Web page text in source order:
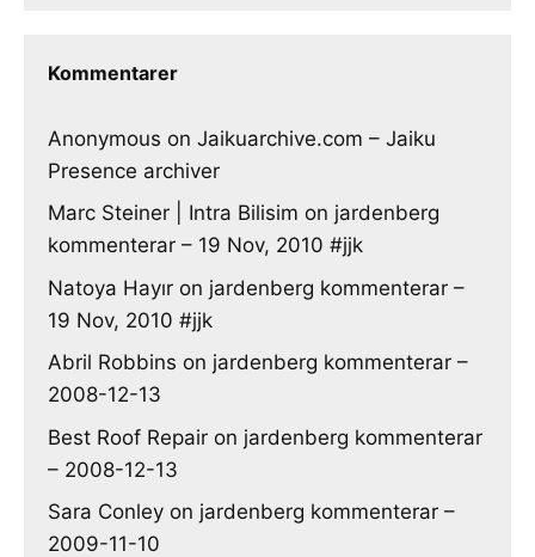
Kommentarer
Anonymous on Jaikuarchive.com – Jaiku
Presence archiver
Marc Steiner | Intra Bilisim on jardenberg
kommenterar – 19 Nov, 2010 #jjk
Natoya Hayır on jardenberg kommenterar –
19 Nov, 2010 #jjk
Abril Robbins on jardenberg kommenterar –
2008-12-13
Best Roof Repair on jardenberg kommenterar
– 2008-12-13
Sara Conley on jardenberg kommenterar –
2009-11-10